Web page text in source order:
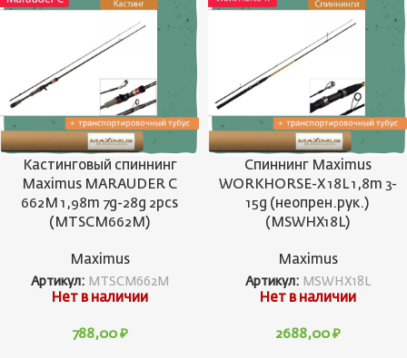
Кастинговый спиннинг
Maximus MARAUDER С
662M 1,98m 7g-28g 2pcs
(MTSCM662M)
Maximus
Артикул: MTSCM662M
Нет в наличии
788,00 ₽
Спиннинг Maximus
WORKHORSE-X 18L 1,8m 3-
15g (неопрен.рук.)
(MSWHX18L)
Maximus
Артикул: MSWHX18L
Нет в наличии
2688,00 ₽